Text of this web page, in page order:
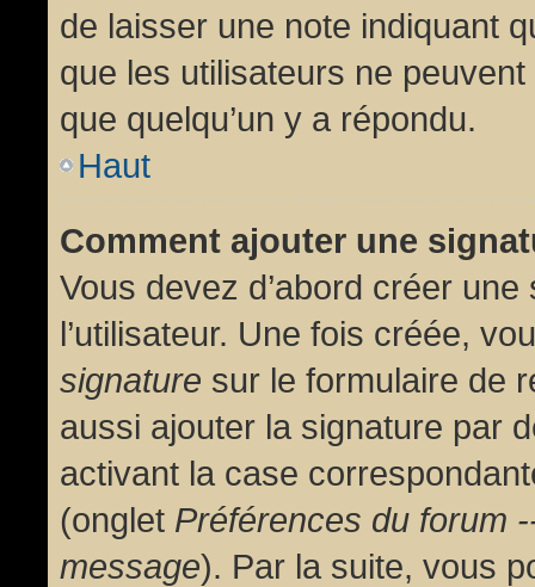
de laisser une note indiquant
que les utilisateurs ne
que quelqu’un y a répondu.
Haut
Comment ajouter une
Vous devez d’abord créer
l’utilisateur. Une fois créée,
signature sur le formulaire de
aussi ajouter la signature par
activant la case
(onglet Préférences du forum
message). Par la suite, vous